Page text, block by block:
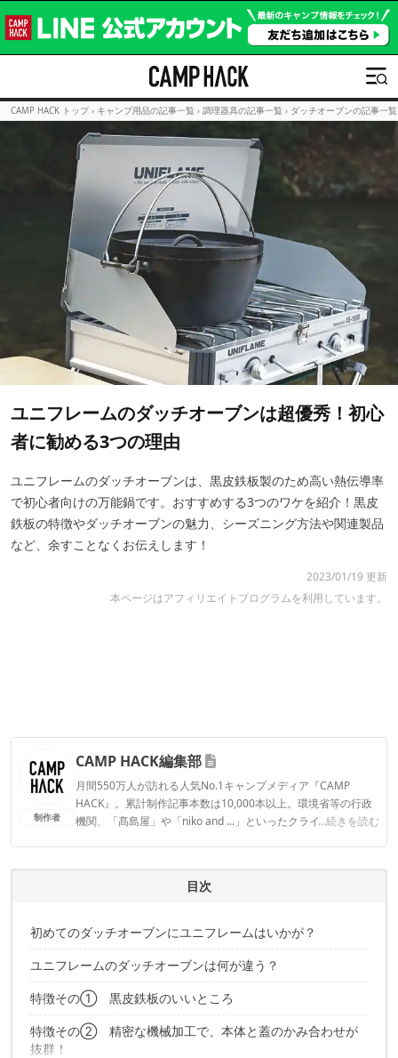
CAMP HACK トップ › キャンプ用品の記事一覧 › 調理器具の記事一覧 › ダッチオーブンの記事一覧
ユニフレームのダッチオーブンは超優秀！初心
者に勧める3つの理由
ユニフレームのダッチオーブンは、黒皮鉄板製のため高い熱伝導率
で初心者向けの万能鍋です。おすすめする3つのワケを紹介！黒皮
鉄板の特徴やダッチオーブンの魅力、シーズニング方法や関連製品
など、余すことなくお伝えします！
2023/01/19 更新
本ページはアフィリエイトプログラムを利用しています。
制作者
CAMP HACK編集部
月間550万人が訪れる人気No.1キャンプメディア『CAMP
HACK』。累計制作記事本数は10,000本以上。環境省等の行政
機関、「髙島屋」や「niko and ...」といったクライアントとの
...続きを読む
CAMP HACK編集部のプロフィール
目次
初めてのダッチオーブンにユニフレームはいかが？
ユニフレームのダッチオーブンは何が違う？
特徴その① 黒皮鉄板のいいところ
特徴その② 精密な機械加工で、本体と蓋のかみ合わせが
抜群！